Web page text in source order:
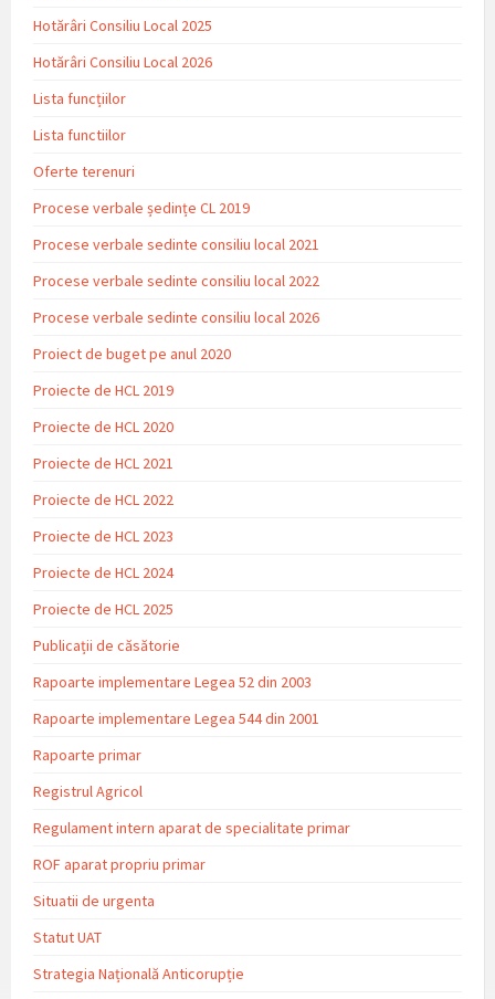
Hotărâri Consiliu Local 2025
Hotărâri Consiliu Local 2026
Lista funcțiilor
Lista functiilor
Oferte terenuri
Procese verbale ședințe CL 2019
Procese verbale sedinte consiliu local 2021
Procese verbale sedinte consiliu local 2022
Procese verbale sedinte consiliu local 2026
Proiect de buget pe anul 2020
Proiecte de HCL 2019
Proiecte de HCL 2020
Proiecte de HCL 2021
Proiecte de HCL 2022
Proiecte de HCL 2023
Proiecte de HCL 2024
Proiecte de HCL 2025
Publicații de căsătorie
Rapoarte implementare Legea 52 din 2003
Rapoarte implementare Legea 544 din 2001
Rapoarte primar
Registrul Agricol
Regulament intern aparat de specialitate primar
ROF aparat propriu primar
Situatii de urgenta
Statut UAT
Strategia Națională Anticorupție